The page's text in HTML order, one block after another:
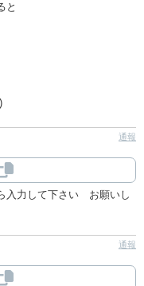
と
通報
入力して下さい お願いし
通報